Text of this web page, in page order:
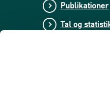
Publikationer
Tal og